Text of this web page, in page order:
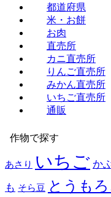
都道府県
米・お餅
お肉
直売所
カニ直売所
りんご直売所
みかん直売所
いちご直売所
通販
作物で探す
あさり いちご か
も そら豆 とうも